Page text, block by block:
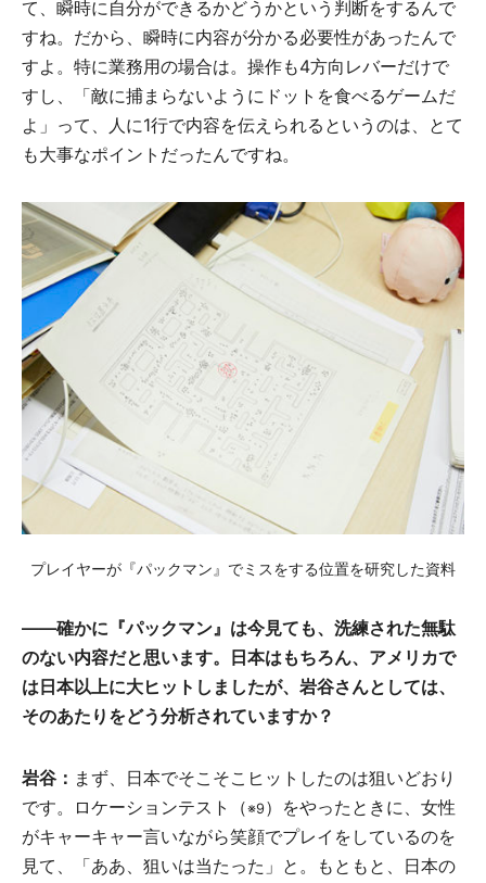
て、瞬時に自分ができるかどうかという判断をするんで
すね。だから、瞬時に内容が分かる必要性があったんで
すよ。特に業務用の場合は。操作も4方向レバーだけで
すし、「敵に捕まらないようにドットを食べるゲームだ
よ」って、人に1行で内容を伝えられるというのは、とて
も大事なポイントだったんですね。
プレイヤーが『パックマン』でミスをする位置を研究した資料
――確かに『パックマン』は今見ても、洗練された無駄
のない内容だと思います。日本はもちろん、アメリカで
は日本以上に大ヒットしましたが、岩谷さんとしては、
そのあたりをどう分析されていますか？
岩谷： まず、日本でそこそこヒットしたのは狙いどおり
です。ロケーションテスト（※9 ）をやったときに、女性
がキャーキャー言いながら笑顔でプレイをしているのを
見て、「ああ、狙いは当たった」と。もともと、日本の